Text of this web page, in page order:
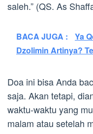
saleh.” (QS. As
BACA JUGA :
Ya
Dzolimin Artinya?
Doa ini bisa Anda
saja. Akan tetapi,
waktu-waktu yang
malam atau setelah